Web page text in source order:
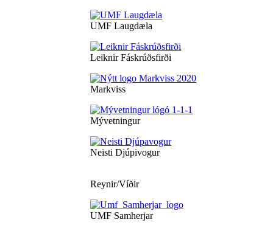
UMF Laugdæla
Leiknir Fáskrúðsfirði
Markviss
Mývetningur
Neisti Djúpivogur
Reynir/Víðir
UMF Samherjar